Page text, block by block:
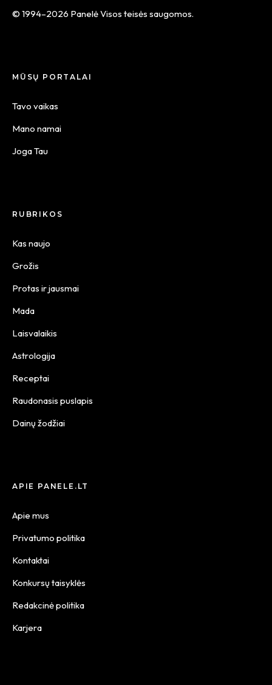
© 1994–2026 Panelė Visos teisės saugomos.
MŪSŲ PORTALAI
Tavo vaikas
Mano namai
Joga Tau
RUBRIKOS
Kas naujo
Grožis
Protas ir jausmai
Mada
Laisvalaikis
Astrologija
Receptai
Raudonasis puslapis
Dainų žodžiai
APIE PANELE.LT
Apie mus
Privatumo politika
Kontaktai
Konkursų taisyklės
Redakcinė politika
Karjera